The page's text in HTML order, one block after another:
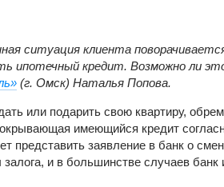
ситуация клиента
ипотечный кредит. Возможно ли
(г. Омск) Наталья Попова.
или подарить свою квартиру,
имеющийся кредит
представить заявление в банк о
и в большинстве случаев банк